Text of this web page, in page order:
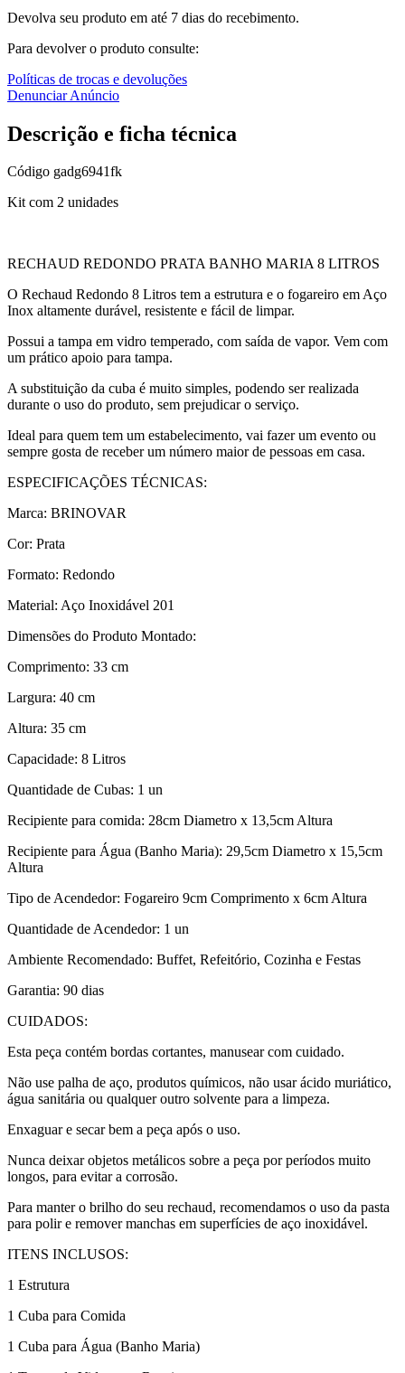
Devolva seu produto em até 7 dias do recebimento.
Para devolver o produto consulte:
Políticas de trocas e devoluções
Denunciar Anúncio
Descrição e ficha técnica
Código gadg6941fk
Kit com 2 unidades
RECHAUD REDONDO PRATA BANHO MARIA 8 LITROS
O Rechaud Redondo 8 Litros tem a estrutura e o fogareiro em Aço
Inox altamente durável, resistente e fácil de limpar.
Possui a tampa em vidro temperado, com saída de vapor. Vem com
um prático apoio para tampa.
A substituição da cuba é muito simples, podendo ser realizada
durante o uso do produto, sem prejudicar o serviço.
Ideal para quem tem um estabelecimento, vai fazer um evento ou
sempre gosta de receber um número maior de pessoas em casa.
ESPECIFICAÇÕES TÉCNICAS:
Marca: BRINOVAR
Cor: Prata
Formato: Redondo
Material: Aço Inoxidável 201
Dimensões do Produto Montado:
Comprimento: 33 cm
Largura: 40 cm
Altura: 35 cm
Capacidade: 8 Litros
Quantidade de Cubas: 1 un
Recipiente para comida: 28cm Diametro x 13,5cm Altura
Recipiente para Água (Banho Maria): 29,5cm Diametro x 15,5cm
Altura
Tipo de Acendedor: Fogareiro 9cm Comprimento x 6cm Altura
Quantidade de Acendedor: 1 un
Ambiente Recomendado: Buffet, Refeitório, Cozinha e Festas
Garantia: 90 dias
CUIDADOS:
Esta peça contém bordas cortantes, manusear com cuidado.
Não use palha de aço, produtos químicos, não usar ácido muriático,
água sanitária ou qualquer outro solvente para a limpeza.
Enxaguar e secar bem a peça após o uso.
Nunca deixar objetos metálicos sobre a peça por períodos muito
longos, para evitar a corrosão.
Para manter o brilho do seu rechaud, recomendamos o uso da pasta
para polir e remover manchas em superfícies de aço inoxidável.
ITENS INCLUSOS:
1 Estrutura
1 Cuba para Comida
1 Cuba para Água (Banho Maria)